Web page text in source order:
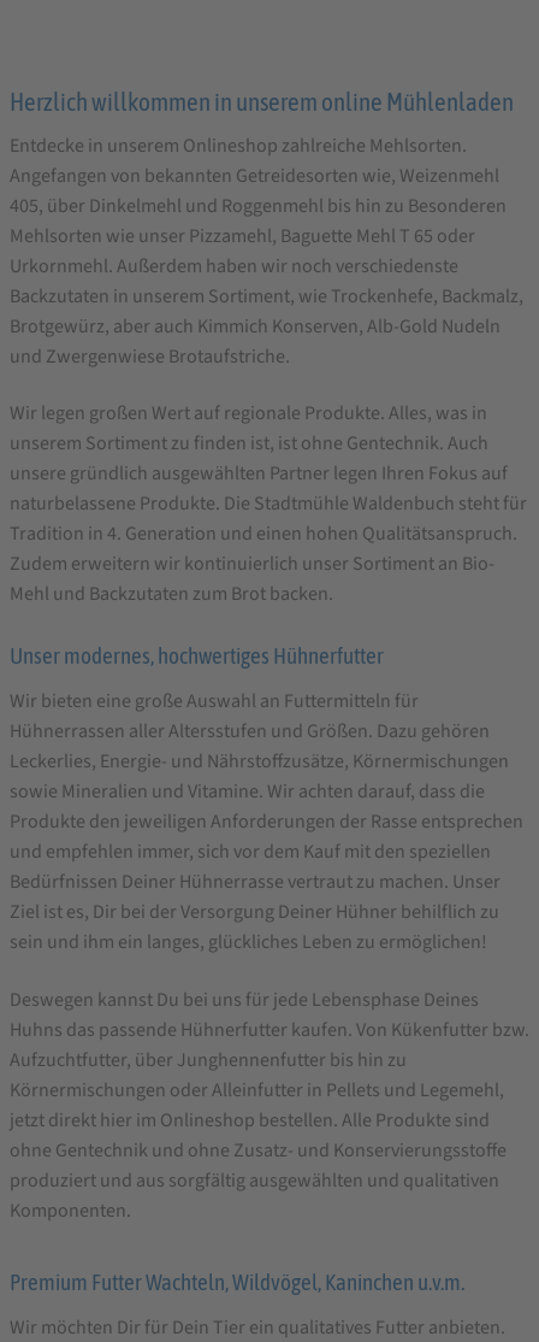
Herzlich willkommen in unserem online Mühlenladen
Entdecke in unserem Onlineshop zahlreiche Mehlsorten.
Angefangen von bekannten Getreidesorten wie, Weizenmehl
405, über Dinkelmehl und Roggenmehl bis hin zu Besonderen
Mehlsorten wie unser Pizzamehl, Baguette Mehl T 65 oder
Urkornmehl. Außerdem haben wir noch verschiedenste
Backzutaten in unserem Sortiment, wie Trockenhefe, Backmalz,
Brotgewürz, aber auch Kimmich Konserven, Alb-Gold Nudeln
und Zwergenwiese Brotaufstriche.
Wir legen großen Wert auf regionale Produkte. Alles, was in
unserem Sortiment zu finden ist, ist ohne Gentechnik. Auch
unsere gründlich ausgewählten Partner legen Ihren Fokus auf
naturbelassene Produkte. Die Stadtmühle Waldenbuch steht für
Tradition in 4. Generation und einen hohen Qualitätsanspruch.
Zudem erweitern wir kontinuierlich unser Sortiment an Bio-
Mehl und Backzutaten zum Brot backen.
Unser modernes, hochwertiges Hühnerfutter
Wir bieten eine große Auswahl an Futtermitteln für
Hühnerrassen aller Altersstufen und Größen. Dazu gehören
Leckerlies, Energie- und Nährstoffzusätze, Körnermischungen
sowie Mineralien und Vitamine. Wir achten darauf, dass die
Produkte den jeweiligen Anforderungen der Rasse entsprechen
und empfehlen immer, sich vor dem Kauf mit den speziellen
Bedürfnissen Deiner Hühnerrasse vertraut zu machen. Unser
Ziel ist es, Dir bei der Versorgung Deiner Hühner behilflich zu
sein und ihm ein langes, glückliches Leben zu ermöglichen!
Deswegen kannst Du bei uns für jede Lebensphase Deines
Huhns das passende Hühnerfutter kaufen. Von Kükenfutter bzw.
Aufzuchtfutter, über Junghennenfutter bis hin zu
Körnermischungen oder Alleinfutter in Pellets und Legemehl,
jetzt direkt hier im Onlineshop bestellen. Alle Produkte sind
ohne Gentechnik und ohne Zusatz- und Konservierungsstoffe
produziert und aus sorgfältig ausgewählten und qualitativen
Komponenten.
Premium Futter Wachteln, Wildvögel, Kaninchen u.v.m.
Wir möchten Dir für Dein Tier ein qualitatives Futter anbieten.